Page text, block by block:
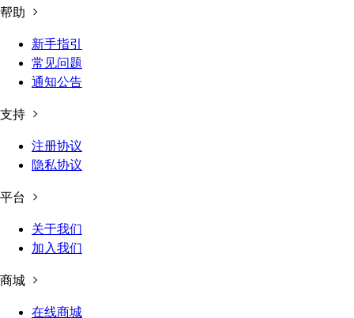
帮助
新手指引
常见问题
通知公告
支持
注册协议
隐私协议
平台
关于我们
加入我们
商城
在线商城